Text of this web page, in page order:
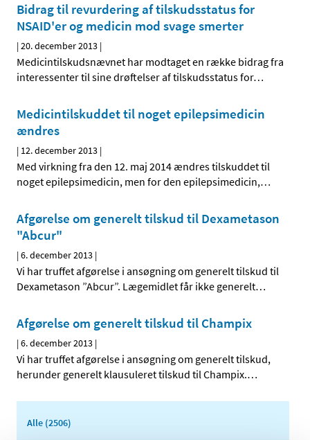
Bidrag til revurdering af tilskudsstatus for
NSAID'er og medicin mod svage smerter
|20. december 2013 |
Medicintilskudsnævnet har modtaget en række bidrag fra
interessenter til sine drøftelser af tilskudsstatus for…
Medicintilskuddet til noget epilepsimedicin
ændres
| 12. december 2013 |
Med virkning fra den 12. maj 2014 ændres tilskuddet til
noget epilepsimedicin, men for den epilepsimedicin,…
Afgørelse om generelt tilskud til Dexametason
"Abcur"
|6. december 2013 |
Vi har truffet afgørelse i ansøgning om generelt tilskud til
Dexametason ”Abcur”. Lægemidlet får ikke generelt…
Afgørelse om generelt tilskud til Champix
|6. december 2013 |
Vi har truffet afgørelse i ansøgning om generelt tilskud,
herunder generelt klausuleret tilskud til Champix.…
Alle (2506)